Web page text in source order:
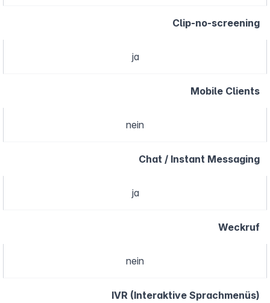
Clip-no-screening
ja
Mobile Clients
nein
Chat / Instant Messaging
ja
Weckruf
nein
IVR (Interaktive Sprachmenüs)